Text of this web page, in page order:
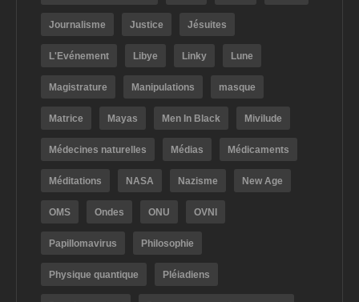
Journalisme Justice Jésuites
L'Evénement Libye Linky Lune
Magistrature Manipulations masque
Matrice Mayas Men In Black Mivilude
Médecines naturelles Médias Médicaments
Méditations NASA Nazisme New Age
OMS Ondes ONU OVNI
Papillomavirus Philosophie
Physique quantique Pléiadiens